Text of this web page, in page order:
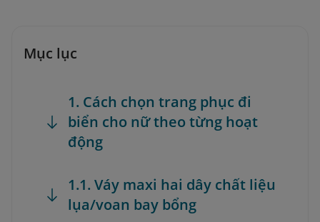
Mục lục
1. Cách chọn trang phục đi
biển cho nữ theo từng hoạt
động
1.1. Váy maxi hai dây chất liệu
lụa/voan bay bổng